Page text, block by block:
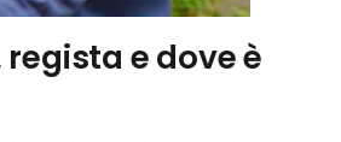
e dove è